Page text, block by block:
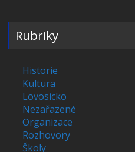
Rubriky
Historie
Kultura
Lovosicko
Nezařazené
Organizace
Rozhovory
Školy